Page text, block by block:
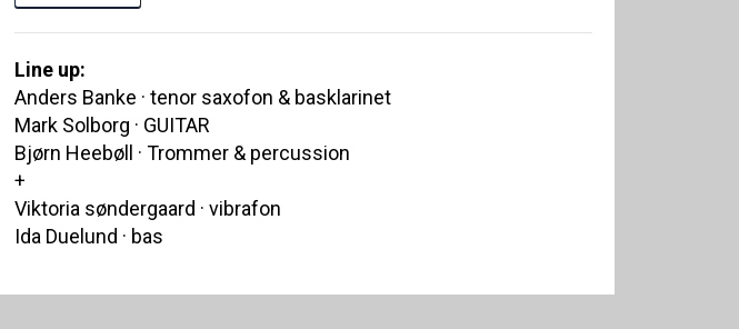
Line up:
Anders Banke · tenor saxofon & basklarinet
Mark Solborg · GUITAR
Bjørn Heebøll · Trommer & percussion
+
Viktoria søndergaard · vibrafon
Ida Duelund · bas